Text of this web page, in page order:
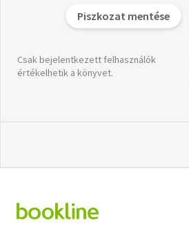
Piszkozat mentése
Csak bejelentkezett felhasználók
értékelhetik a könyvet.